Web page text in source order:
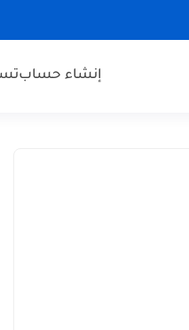
إنشاء حساب